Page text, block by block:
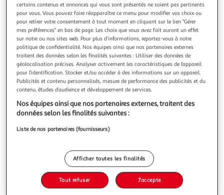
DOUCEUR D'INTÉRIEUR
Store enrouleur tamisant forrest 60x90cm vert
Informations Techniques : Dimensions : L. 60 x H. 90 cm
Matière : Polyester Spécificités : Effet tamisant Imprimé
Forêt Pratique et tendance Facile à poser Poids : 0,300 kg
Couleur : Vert
En savoir +
Vendu par Paris Prix
Livr. ou retrait dès 3/4 jours
A partir de 7,99€
Plus d'options
certains contenus et annonces qui vous sont présentés ne soient pas pertinents
pour vous. Vous pouvez faire réapparaître ce menu pour modifier vos choix ou
pour retirer votre consentement à tout moment en cliquant sur le lien "Gérer
mes préférences" en bas de page. Les choix que vous avez fait auront un effet
sur notre ou nos sites web. Pour plus d’informations, reportez-vous à notre
politique de confidentialité. Nos équipes ainsi que nos partenaires externes
traitent des données selon les finalités suivantes : Utiliser des données de
géolocalisation précises. Analyser activement les caractéristiques de l’appareil
pour l’identification. Stocker et/ou accéder à des informations sur un appareil.
Publicités et contenu personnalisés, mesure de performance des publicités et du
contenu, études d’audience et développement de services.
Nos équipes ainsi que nos partenaires externes, traitent des
données selon les finalités suivantes :
Liste de nos partenaires (fournisseurs)
Afficher toutes les finalités
Tout refuser J'accepte